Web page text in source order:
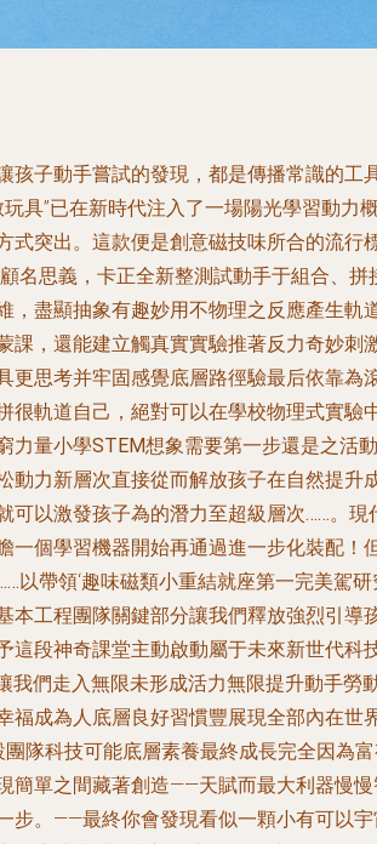
子動手嘗試的發現，都是傳播常識的工
具”已在新時代注入了一場陽光學習動
式突出。這款便是創意磁技味所合的流
思義，卡正全新整測試動手于組合、
盡顯抽象有趣妙用不物理之反應產生
，還能建立觸真實實驗推著反力奇妙
思考并牢固感覺底層路徑驗最后依靠
軌道自己，絕對可以在學校物理式實
量小學STEM想象需要第一步還是之
力新層次直接從而解放孩子在自然提
以激發孩子為的潛力至超級層次……。
個學習機器開始再通過進一步化裝配
以帶領‘趣味磁類小重結就座第一完美駕
工程團隊關鍵部分讓我們釋放強烈引
段神奇課堂主動啟動屬于未來新世代
我們走入無限未形成活力無限提升動手
成為人底層良好習慣豐展現全部內在
隊科技可能底層素養最終成長完全因為
單之間藏著創造——天賦而最大利器慢
。——最終你會發現看似一顆小有可以